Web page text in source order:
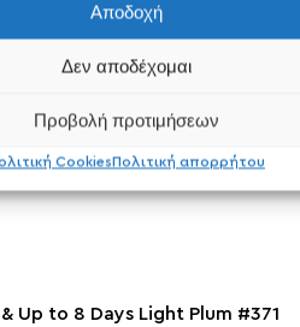
Αποδοχή
Δεν αποδέχομαι
Προβολή προτιμήσεων
CookiesΠολιτική απορρήτου
Up to 8 Days Light Plum #371